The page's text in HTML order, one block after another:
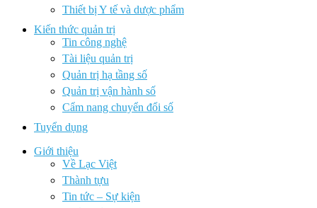
Thiết bị Y tế và dược phẩm
Kiến thức quản trị
Tin công nghệ
Tài liệu quản trị
Quản trị hạ tầng số
Quản trị vận hành số
Cẩm nang chuyển đổi số
Tuyển dụng
Giới thiệu
Về Lạc Việt
Thành tựu
Tin tức – Sự kiện